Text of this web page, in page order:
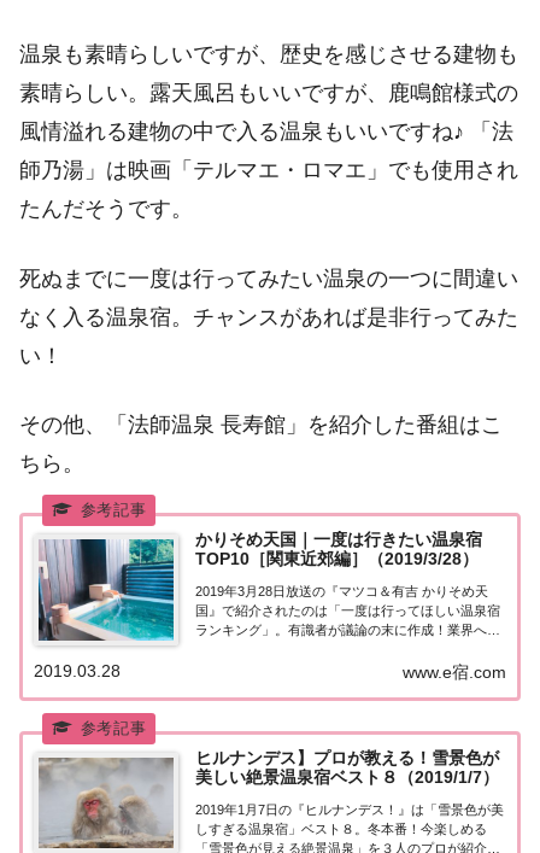
温泉も素晴らしいですが、歴史を感じさせる建物も
素晴らしい。露天風呂もいいですが、鹿鳴館様式の
風情溢れる建物の中で入る温泉もいいですね♪ 「法
師乃湯」は映画「テルマエ・ロマエ」でも使用され
たんだそうです。
死ぬまでに一度は行ってみたい温泉の一つに間違い
なく入る温泉宿。チャンスがあれば是非行ってみた
い！
その他、「法師温泉 長寿館」を紹介した番組はこ
ちら。
かりそめ天国｜一度は行きたい温泉宿
TOP10［関東近郊編］（2019/3/28）
2019年3月28日放送の『マツコ＆有吉 かりそめ天
国』で紹介されたのは「一度は行ってほしい温泉宿
ランキング」。有識者が議論の末に作成！業界への
泊ってほしい温泉宿・関東編」とは！？紹介された
www.e宿.com
2019.03.28
ヒルナンデス】プロが教える！雪景色が
美しい絶景温泉宿ベスト８（2019/1/7）
2019年1月7日の『ヒルナンデス！』は「雪景色が美
しすぎる温泉宿」ベスト８。冬本番！今楽しめる
「雪景色が見える絶景温泉」を３人のプロが紹介！